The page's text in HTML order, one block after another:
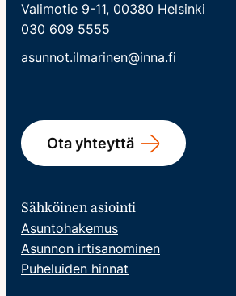
Valimotie 9-11, 00380 Helsinki
030 609 5555
asunnot.ilmarinen@inna.fi
Ota yhteyttä
Sähköinen asiointi
Asuntohakemus
Asunnon irtisanominen
Puheluiden hinnat